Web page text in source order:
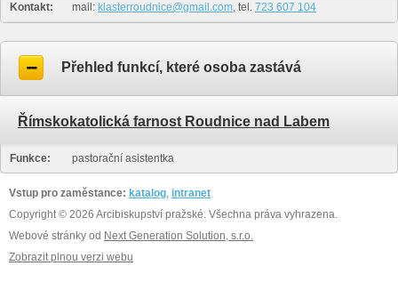
Kontakt: mail: klasterroudnice@gmail.com, tel. 723 607 104
Přehled funkcí, které osoba zastává
Římskokatolická farnost Roudnice nad Labem
Funkce: pastorační asistentka
Vstup pro zaměstance: katalog, intranet
Copyright © 2026 Arcibiskupství pražské. Všechna práva vyhrazena.
Webové stránky od Next Generation Solution, s.r.o.
Zobrazit plnou verzi webu